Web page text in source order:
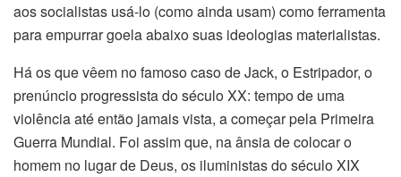
aos socialistas usá-lo (como ainda usam) como ferramenta
para empurrar goela abaixo suas ideologias materialistas.
Há os que vêem no famoso caso de Jack, o Estripador, o
prenúncio progressista do século XX: tempo de uma
violência até então jamais vista, a começar pela Primeira
Guerra Mundial. Foi assim que, na ânsia de colocar o
homem no lugar de Deus, os iluministas do século XIX